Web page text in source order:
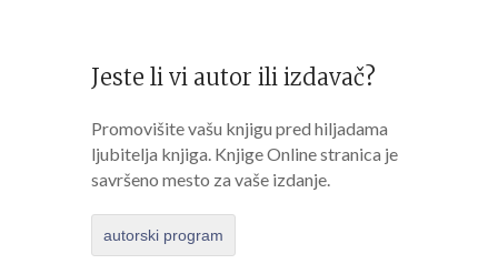
Jeste li vi autor ili izdavač?
Promovišite vašu knjigu pred hiljadama
ljubitelja knjiga. Knjige Online stranica je
savršeno mesto za vaše izdanje.
autorski program